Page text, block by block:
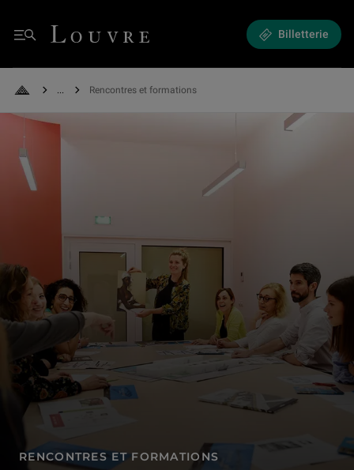
Menu
Louvre - Retour à l'accueil Billetterie
Retour à l'accueil
See all breadcrumbs
Rencontres et formations
Formation dans une des salles du "Studio", réservées aux groupes et
RENCONTRES ET FORMATIONS